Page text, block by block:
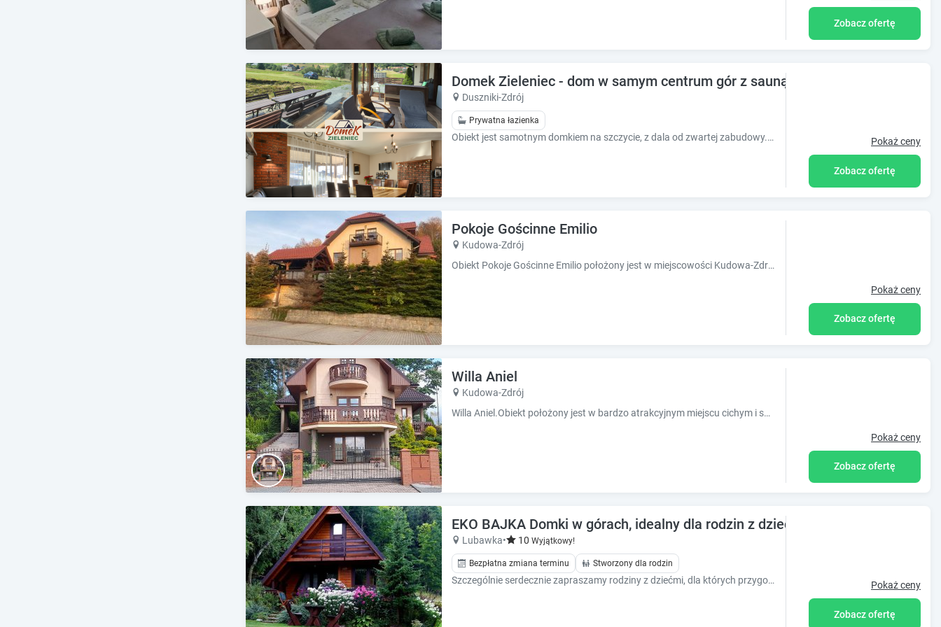
e
s
Zobacz ofertę
Domek Zieleniec - dom w samym centrum gór z sauną
Duszniki-Zdrój
Prywatna łazienka
Obiekt jest samotnym domkiem na szczycie, z dala od zwartej zabudowy. Jesteście tylko Wy i przyroda, brak sąsiadów, pełna swoboda i piękne widoki. Pokaż ceny
Zobacz ofertę
Pokoje Gościnne Emilio
Kudowa-Zdrój
Obiekt Pokoje Gościnne Emilio położony jest w miejscowości Kudowa-Zdrój w regionie dolnośląskie i oferuje bezpłatne Wi-Fi, sprzęt do grillowa
Pokaż ceny
Zobacz ofertę
Willa Aniel
Kudowa-Zdrój
Willa Aniel.Obiekt położony jest w bardzo atrakcyjnym miejscu cichym i spokojnym, zaledwie 1000m do Parku Zdrojowego. Dzięki swemu położeniu zaledwie.
Pokaż ceny
Zobacz ofertę
EKO BAJKA Domki w górach, idealny dla rodzin z dziećmi, agroturystyka
Lubawka• 10 Wyjątkowy!
Bezpłatna zmiana terminu Stworzony dla rodzin
Szczególnie serdecznie zapraszamy rodziny z dziećmi, dla których przygotowaliśmy wygodne domki, duży teren do wypoczynku i zabawy (plac zabaw i inne). Pokaż ceny
Zobacz ofertę